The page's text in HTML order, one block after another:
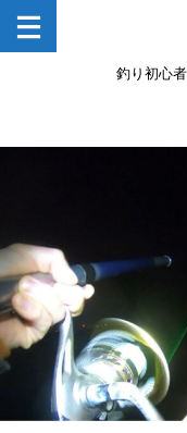
釣り初心